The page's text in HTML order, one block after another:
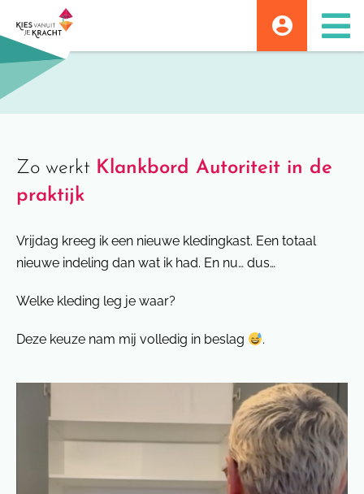
to
content
Zo werkt Klankbord Autoriteit in de
praktijk
Vrijdag kreeg ik een nieuwe kledingkast. Een totaal
nieuwe indeling dan wat ik had. En nu… dus…
Welke kleding leg je waar?
Deze keuze nam mij volledig in beslag .